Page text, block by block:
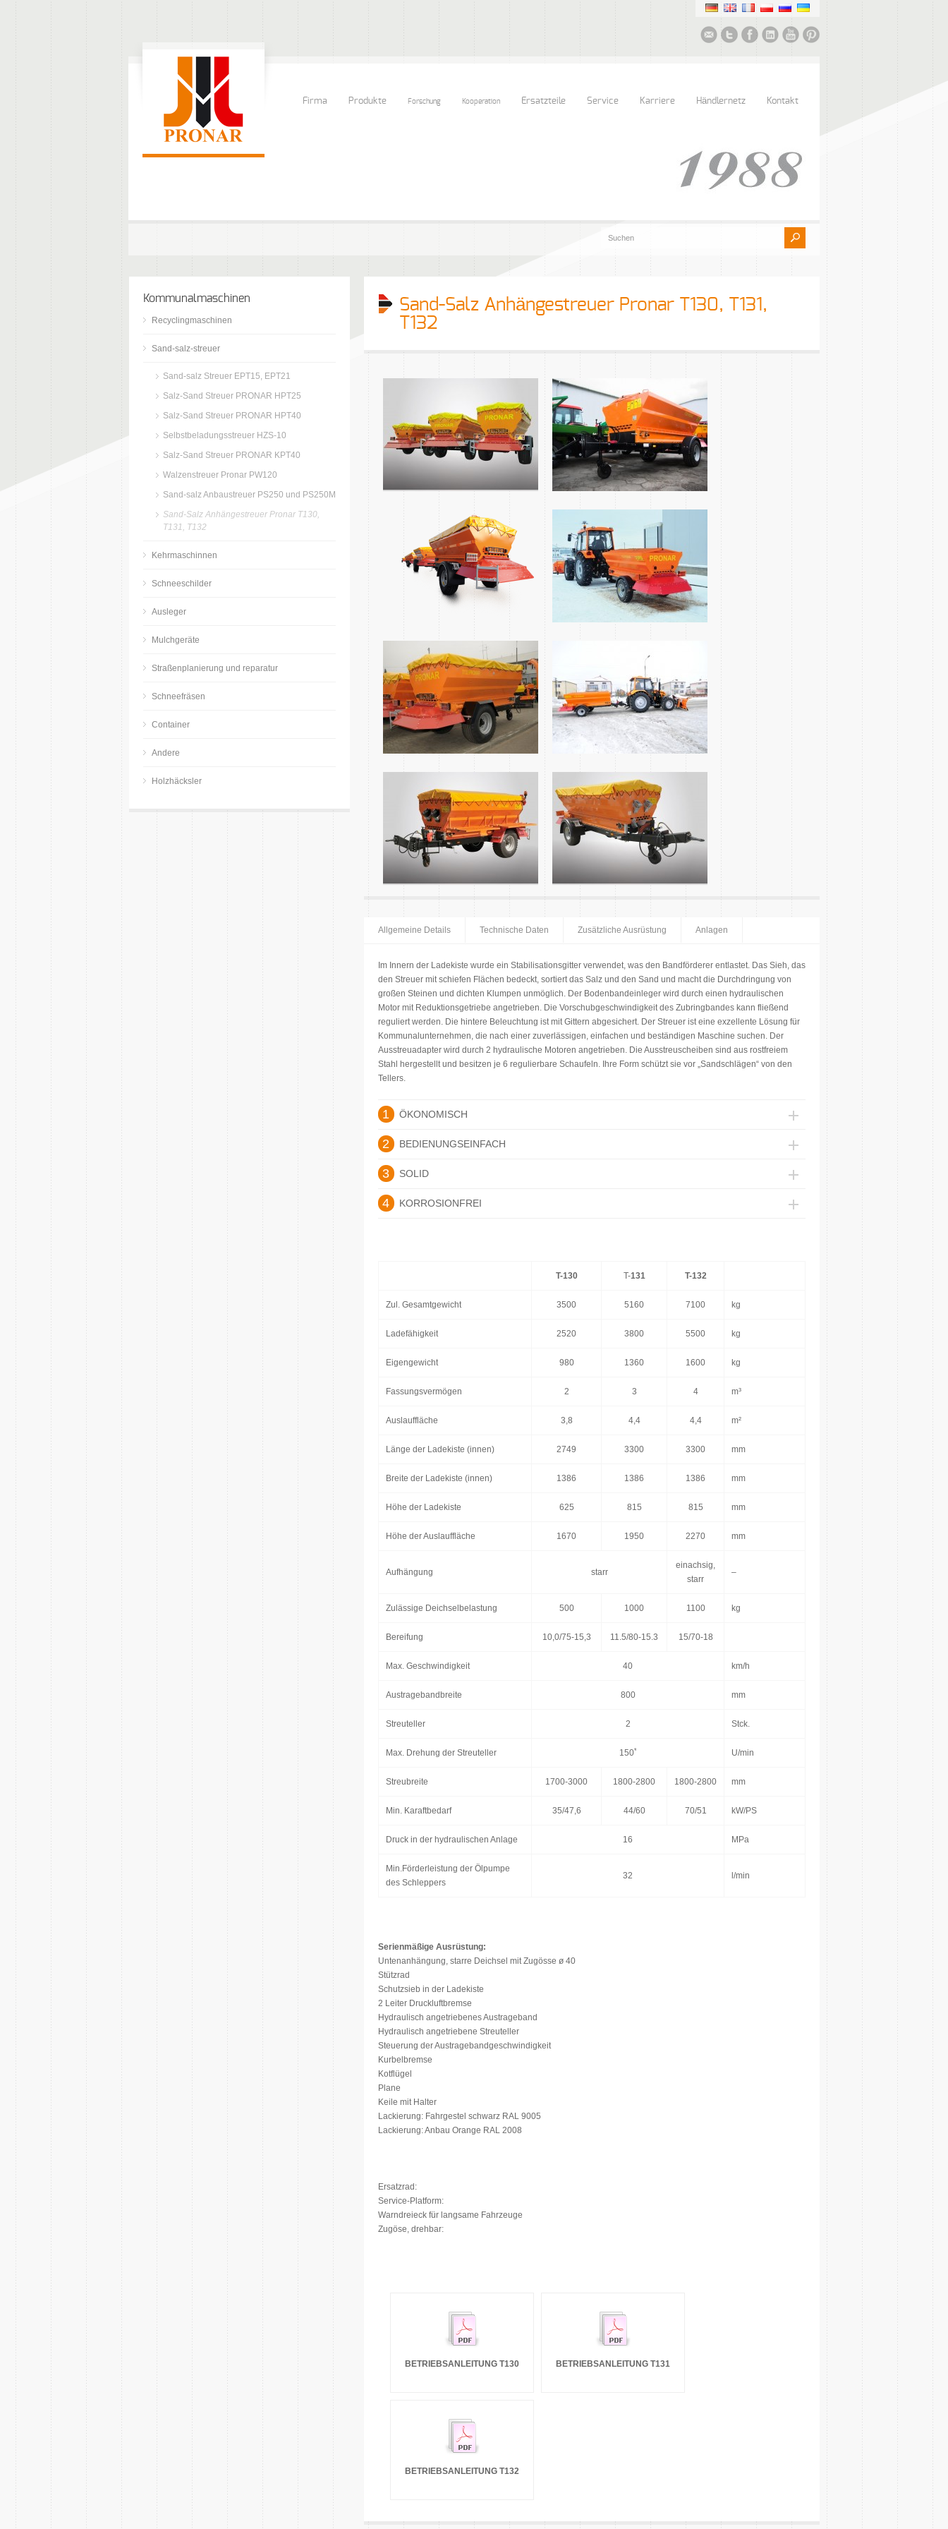
Firma Produkte Forschung Kooperation Ersatzteile Service Karriere Händlernetz Kontakt
Sand-Salz Anhängestreuer Pronar T130, T131,
T132
Allgemeine Details Technische Daten Zusätzliche Ausrüstung Anlagen
Im Innern der Ladekiste wurde ein Stabilisationsgitter verwendet, was den Bandförderer entlastet. Das Sieh, das
den Streuer mit schiefen Flächen bedeckt, sortiert das Salz und den Sand und macht die Durchdringung von
großen Steinen und dichten Klumpen unmöglich. Der Bodenbandeinleger wird durch einen hydraulischen
Motor mit Reduktionsgetriebe angetrieben. Die Vorschubgeschwindigkeit des Zubringbandes kann fließend
reguliert werden. Die hintere Beleuchtung ist mit Gittern abgesichert. Der Streuer ist eine exzellente Lösung für
Kommunalunternehmen, die nach einer zuverlässigen, einfachen und beständigen Maschine suchen. Der
Ausstreuadapter wird durch 2 hydraulische Motoren angetrieben. Die Ausstreuscheiben sind aus rostfreiem
Stahl hergestellt und besitzen je 6 regulierbare Schaufeln. Ihre Form schützt sie vor „Sandschlägen“ von den
Tellers.
1 ÖKONOMISCH
2 BEDIENUNGSEINFACH
3 SOLID
4 KORROSIONFREI
T-130 T-131 T-132
Zul. Gesamtgewicht 3500 5160 7100 kg
Ladefähigkeit 2520 3800 5500 kg
Eigengewicht 980 1360 1600 kg
Fassungsvermögen 2 3 4 m³
Auslauffläche 3,8 4,4 4,4 m²
Länge der Ladekiste (innen) 2749 3300 3300 mm
Breite der Ladekiste (innen) 1386 1386 1386 mm
Höhe der Ladekiste 625 815 815 mm
Höhe der Auslauffläche 1670 1950 2270 mm
Aufhängung starr
einachsig,
starr
–
Zulässige Deichselbelastung 500 1000 1100 kg
Bereifung 10,0/75-15,3 11.5/80-15.3 15/70-18
Max. Geschwindigkeit 40 km/h
Austragebandbreite 800 mm
Streuteller 2 Stck.
Max. Drehung der Streuteller 150* U/min
Streubreite 1700-3000 1800-2800 1800-2800 mm
Min. Karaftbedarf 35/47,6 44/60 70/51 kW/PS
Druck in der hydraulischen Anlage 16 MPa
Min.Förderleistung der Ölpumpe
des Schleppers
32 l/min
Serienmäßige Ausrüstung:
Untenanhängung, starre Deichsel mit Zugösse ø 40
Stützrad
Schutzsieb in der Ladekiste
2 Leiter Druckluftbremse
Hydraulisch angetriebenes Austrageband
Hydraulisch angetriebene Streuteller
Steuerung der Austragebandgeschwindigkeit
Kurbelbremse
Kotflügel
Plane
Keile mit Halter
Lackierung: Fahrgestel schwarz RAL 9005
Lackierung: Anbau Orange RAL 2008
Ersatzrad:
Service-Platform:
Warndreieck für langsame Fahrzeuge
Zugöse, drehbar:
BETRIEBSANLEITUNG T130 BETRIEBSANLEITUNG T131
BETRIEBSANLEITUNG T132
Kommunalmaschinen
Recyclingmaschinen
Sand-salz-streuer
Sand-salz Streuer EPT15, EPT21
Salz-Sand Streuer PRONAR HPT25
Salz-Sand Streuer PRONAR HPT40
Selbstbeladungsstreuer HZS-10
Salz-Sand Streuer PRONAR KPT40
Walzenstreuer Pronar PW120
Sand-salz Anbaustreuer PS250 und PS250M
Sand-Salz Anhängestreuer Pronar T130,
T131, T132
Kehrmaschinnen
Schneeschilder
Ausleger
Mulchgeräte
Straßenplanierung und reparatur
Schneefräsen
Container
Andere
Holzhäcksler